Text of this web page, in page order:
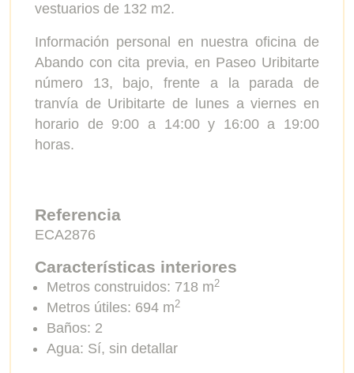
vestuarios de 132 m2.
Información personal en nuestra oficina de
Abando con cita previa, en Paseo Uribitarte
número 13, bajo, frente a la parada de
tranvía de Uribitarte de lunes a viernes en
horario de 9:00 a 14:00 y 16:00 a 19:00
horas.
Referencia
ECA2876
Características interiores
Metros construidos: 718 m2
Metros útiles: 694 m2
Baños: 2
Agua: Sí, sin detallar